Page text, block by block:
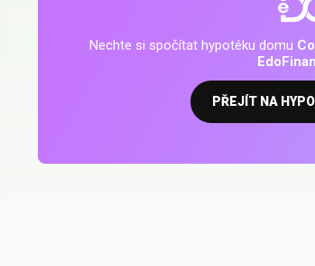
Nechte si spočítat hypotéku domu
PŘEJÍT NA